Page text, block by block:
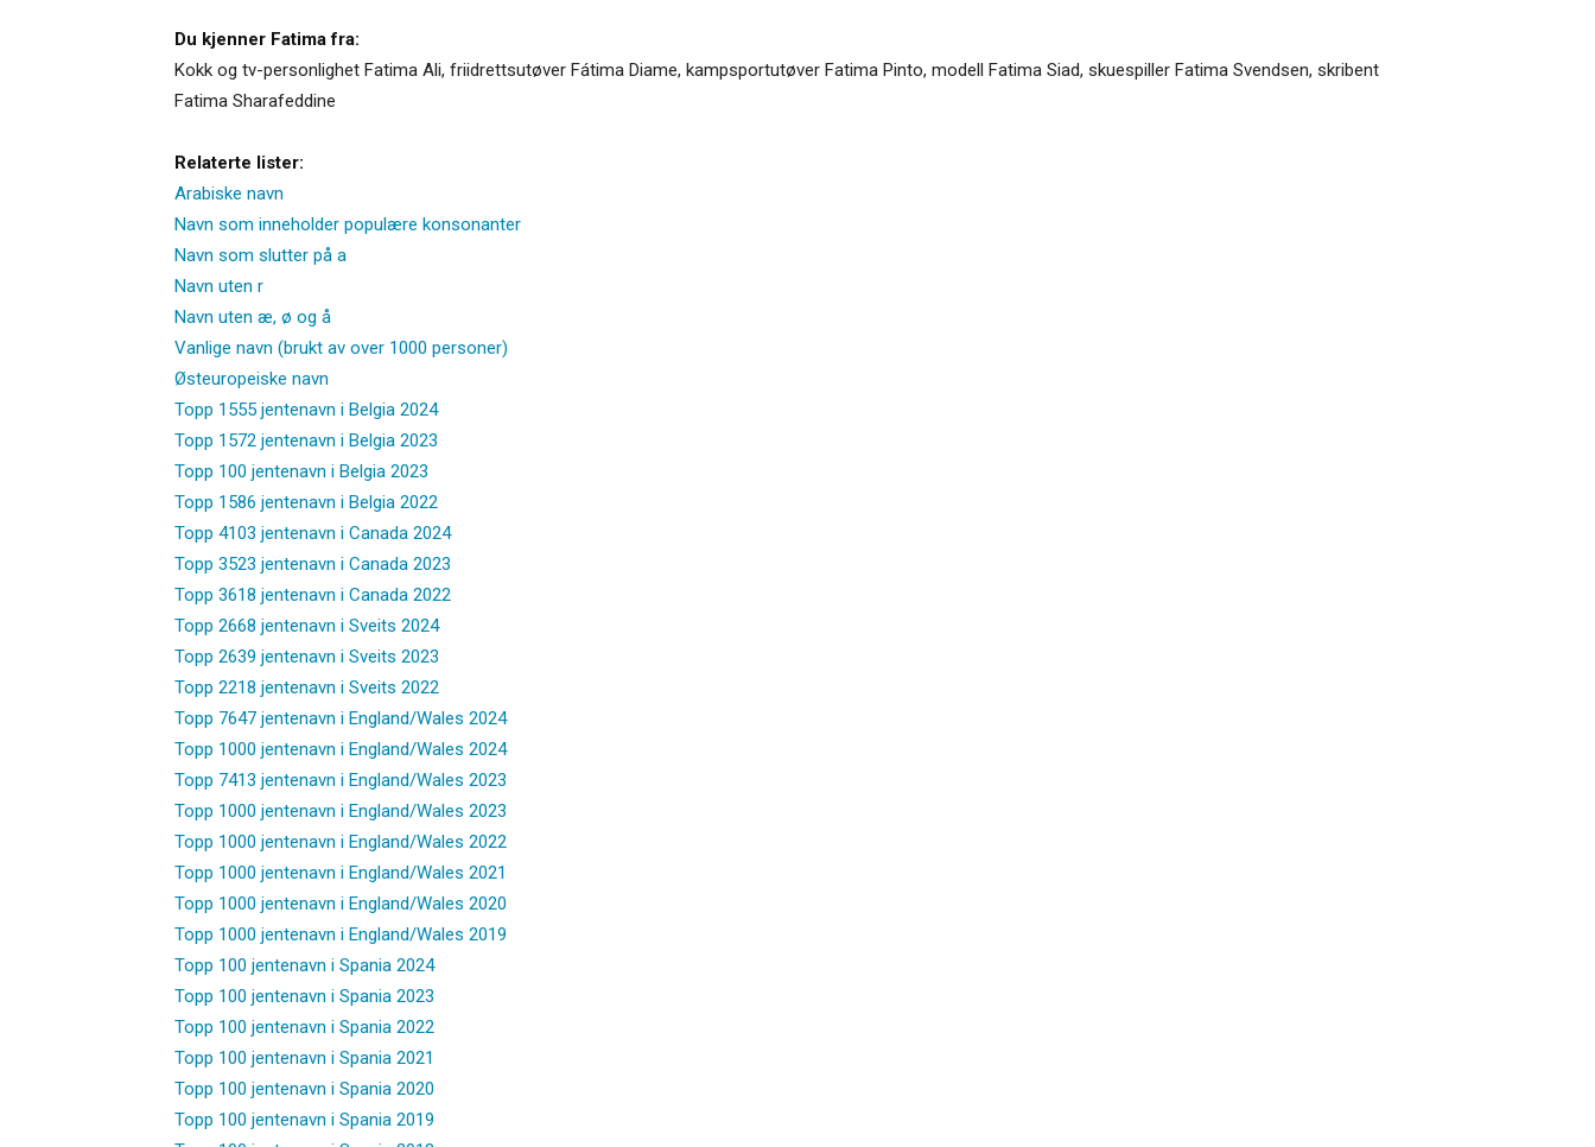
Du kjenner Fatima fra:
Kokk og tv-personlighet Fatima Ali, friidrettsutøver Fátima Diame, kampsportutøver Fatima Pinto, modell Fatima Siad, skuespiller Fatima Svendsen, skribent
Fatima Sharafeddine
Relaterte lister:
Arabiske navn
Navn som inneholder populære konsonanter
Navn som slutter på a
Navn uten r
Navn uten æ, ø og å
Vanlige navn (brukt av over 1000 personer)
Østeuropeiske navn
Topp 1555 jentenavn i Belgia 2024
Topp 1572 jentenavn i Belgia 2023
Topp 100 jentenavn i Belgia 2023
Topp 1586 jentenavn i Belgia 2022
Topp 4103 jentenavn i Canada 2024
Topp 3523 jentenavn i Canada 2023
Topp 3618 jentenavn i Canada 2022
Topp 2668 jentenavn i Sveits 2024
Topp 2639 jentenavn i Sveits 2023
Topp 2218 jentenavn i Sveits 2022
Topp 7647 jentenavn i England/Wales 2024
Topp 1000 jentenavn i England/Wales 2024
Topp 7413 jentenavn i England/Wales 2023
Topp 1000 jentenavn i England/Wales 2023
Topp 1000 jentenavn i England/Wales 2022
Topp 1000 jentenavn i England/Wales 2021
Topp 1000 jentenavn i England/Wales 2020
Topp 1000 jentenavn i England/Wales 2019
Topp 100 jentenavn i Spania 2024
Topp 100 jentenavn i Spania 2023
Topp 100 jentenavn i Spania 2022
Topp 100 jentenavn i Spania 2021
Topp 100 jentenavn i Spania 2020
Topp 100 jentenavn i Spania 2019